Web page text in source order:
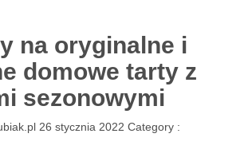
na oryginalne i
domowe tarty z
sezonowymi
26 stycznia 2022 Category :